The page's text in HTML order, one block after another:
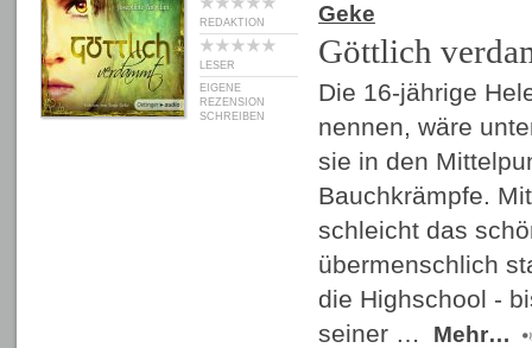
REDAKTION
LESER
EIGENE
REZENSION
SCHREIBEN
Geke
Göttlich
Die 16-jährige
nennen, wäre
sie in den
Bauchkrämpfe.
schleicht das
übermenschlich
die Highschool -
seiner …
Mehr…